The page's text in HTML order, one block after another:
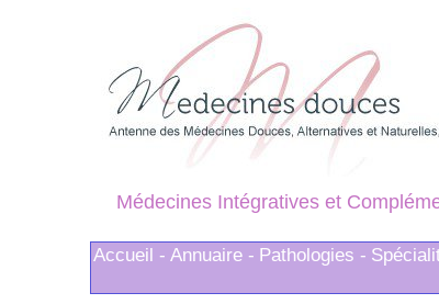
Médecines Intégratives et
Accueil - Annuaire - Pathologies -